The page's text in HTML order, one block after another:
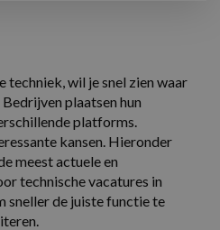
techniek, wil je snel zien waar
plaatsen hun
platforms.
kansen. Hieronder
meest actuele en
technische vacatures in
sneller de juiste functie te